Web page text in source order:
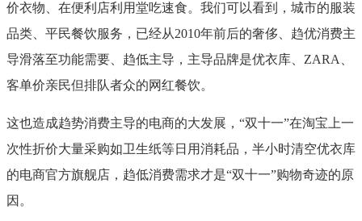
价衣物、在便利店利用堂吃速食。我们可以看到，城市的服装
品类、平民餐饮服务，已经从2010年前后的奢侈、趋优消费主
导滑落至功能需要、趋低主导，主导品牌是优衣库、ZARA、
客单价亲民但排队者众的网红餐饮。
这也造成趋势消费主导的电商的大发展，“双十一”在淘宝上一
次性折价大量采购如卫生纸等日用消耗品，半小时清空优衣库
的电商官方旗舰店，趋低消费需求才是“双十一”购物奇迹的原
因。